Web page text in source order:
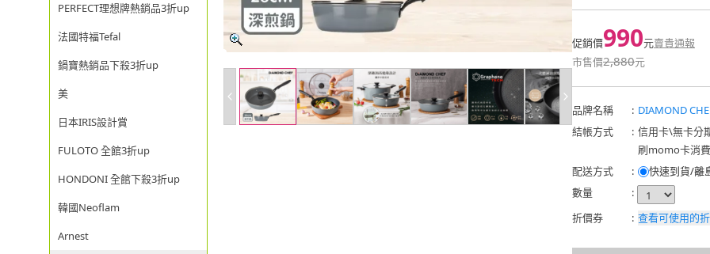
PERFECT理想牌熱銷品3折up
法國特福Tefal
鍋寶熱銷品下殺3折up
美
日本IRIS設計賞
FULOTO 全館3折up
HONDONI 全館下殺3折up
韓國Neoflam
Arnest
促銷價990元賣貴通報
市售價2,880元
品牌名稱 : DIAMOND
結帳方式
: 信用卡\無卡分
刷momo卡消
配送方式
: 快速到貨/離
數量
:
折價券
: 查看可使用的